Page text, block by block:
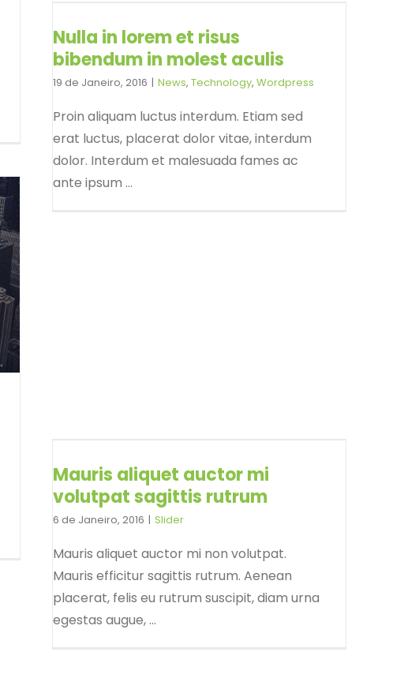
Nulla in lorem et risus
bibendum in molest aculis
19 de Janeiro, 2016 | News, Technology, Wordpress
Proin aliquam luctus interdum. Etiam sed
erat luctus, placerat dolor vitae, interdum
dolor. Interdum et malesuada fames ac
ante ipsum ...
Mauris aliquet auctor mi
volutpat sagittis rutrum
6 de Janeiro, 2016 | Slider
Mauris aliquet auctor mi non volutpat.
Mauris efficitur sagittis rutrum. Aenean
placerat, felis eu rutrum suscipit, diam urna
egestas augue, ...